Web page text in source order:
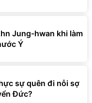
Jung-hwan khi làm
Ý
sự quên đi nỗi sợ
Đức?